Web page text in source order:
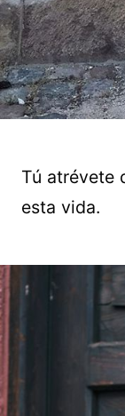
Tú atrévete
esta vida.